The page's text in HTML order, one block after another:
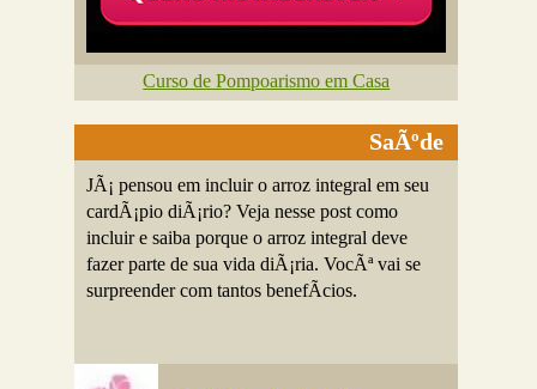
Curso de Pompoarismo em Casa
SaÃºde
JÃ¡ pensou em incluir o arroz integral em seu
cardÃ¡pio diÃ¡rio? Veja nesse post como
incluir e saiba porque o arroz integral deve
fazer parte de sua vida diÃ¡ria. VocÃª vai se
surpreender com tantos benefÃ­cios.